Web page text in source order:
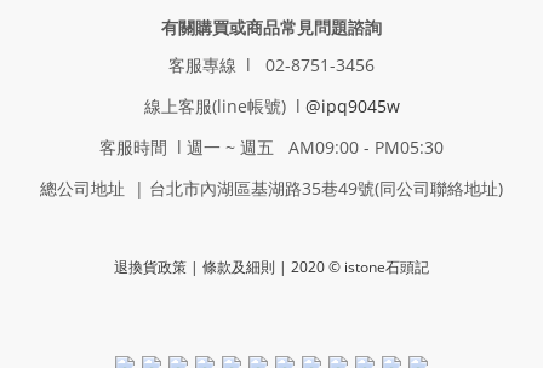
有關購買或商品常見問題諮詢
客服專線 l 02-8751-3456
線上客服(line帳號) l @ipq9045w
客服時間 l 週一 ~ 週五 AM09:00 - PM05:30
總公司地址 | 台北市內湖區基湖路35巷49號(同公司聯絡地址)
退換貨政策 | 條款及細則 | 2020 © istone石頭記